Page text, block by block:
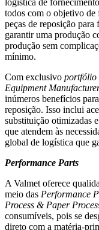
todos com o objetivo de
peças de reposição
garantir uma produção
produção sem
mínimo.
Com exclusivo portfólio
Equipment
inúmeros benefícios
reposição. Isso inclui
substituição otimizadas
que atendem às
global de logística que
Performance Parts
A Valmet oferece
meio das Performance
Process & Paper
consumíveis, pois se
direto com a matéria-